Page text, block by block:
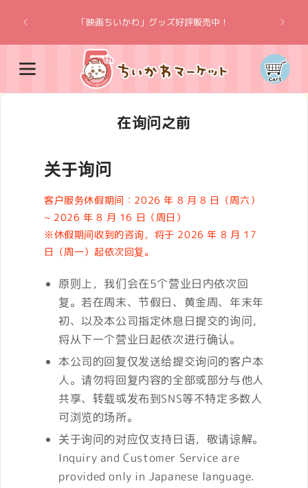
容
「映画ちいかわ」グッズ好評販売中！
购
物
车
在询问之前
关于询问
客户服务休假期间：2026 年 8 月 8 日（周六）
~ 2026 年 8 月 16 日（周日）
※休假期间收到的咨询，将于 2026 年 8 月 17
日（周一）起依次回复。
原则上，我们会在5个营业日内依次回
复。若在周末、节假日、黄金周、年末年
初、以及本公司指定休息日提交的询问，
将从下一个营业日起依次进行确认。
本公司的回复仅发送给提交询问的客户本
人。请勿将回复内容的全部或部分与他人
共享、转载或发布到SNS等不特定多数人
可浏览的场所。
关于询问的对应仅支持日语，敬请谅解。
Inquiry and Customer Service are
provided only in Japanese language.